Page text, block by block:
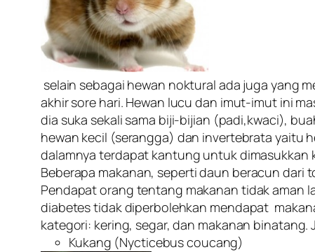
selain sebagai hewan noktural ada juga yang
akhir sore hari. Hewan lucu dan imut-imut ini
dia suka sekali sama biji-bijian (padi,kwaci),
hewan kecil (serangga) dan invertebrata yaitu
dalamnya terdapat kantung untuk dimasukkan
Beberapa makanan, seperti daun beracun dari
Pendapat orang tentang makanan tidak aman
diabetes tidak diperbolehkan mendapat
kategori: kering, segar, dan makanan
Kukang (Nycticebus coucang)